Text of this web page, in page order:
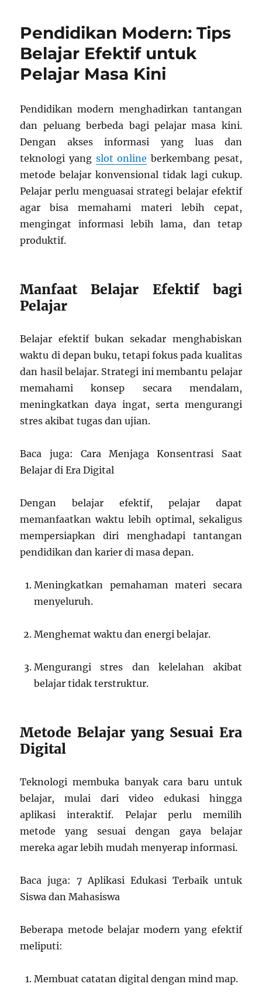
Tips
Pendidikan Modern: Tips
Belajar Efektif untuk
Pelajar Masa Kini
Pendidikan modern menghadirkan tantangan
dan peluang berbeda bagi pelajar masa kini.
Dengan akses informasi yang luas dan
teknologi yang slot online berkembang pesat,
metode belajar konvensional tidak lagi cukup.
Pelajar perlu menguasai strategi belajar efektif
agar bisa memahami materi lebih cepat,
mengingat informasi lebih lama, dan tetap
produktif.
Manfaat Belajar Efektif bagi
Pelajar
Belajar efektif bukan sekadar menghabiskan
waktu di depan buku, tetapi fokus pada kualitas
dan hasil belajar. Strategi ini membantu pelajar
memahami konsep secara mendalam,
meningkatkan daya ingat, serta mengurangi
stres akibat tugas dan ujian.
Baca juga: Cara Menjaga Konsentrasi Saat
Belajar di Era Digital
Dengan belajar efektif, pelajar dapat
memanfaatkan waktu lebih optimal, sekaligus
mempersiapkan diri menghadapi tantangan
pendidikan dan karier di masa depan.
Meningkatkan pemahaman materi secara
menyeluruh.
Menghemat waktu dan energi belajar.
Mengurangi stres dan kelelahan akibat
belajar tidak terstruktur.
Metode Belajar yang Sesuai Era
Digital
Teknologi membuka banyak cara baru untuk
belajar, mulai dari video edukasi hingga
aplikasi interaktif. Pelajar perlu memilih
metode yang sesuai dengan gaya belajar
mereka agar lebih mudah menyerap informasi.
Baca juga: 7 Aplikasi Edukasi Terbaik untuk
Siswa dan Mahasiswa
Beberapa metode belajar modern yang efektif
meliputi:
Membuat catatan digital dengan mind map.